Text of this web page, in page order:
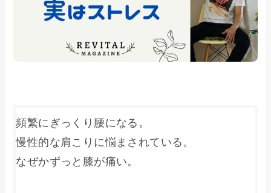
頻繁にぎっくり腰になる。
慢性的な肩こりに悩まされている。
なぜかずっと膝が痛い。